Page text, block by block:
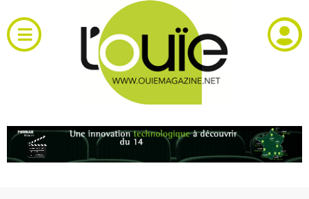
au
contenu
Toggle
Navigation
RH et emploi